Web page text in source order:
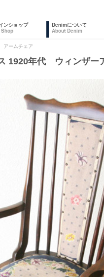
ンショップ
Denimについて
About Denim
アームチェア
1920年代 ウィンザー